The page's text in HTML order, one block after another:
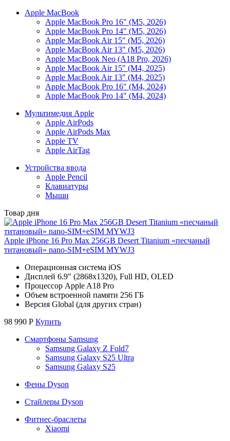
Apple MacBook
Apple MacBook Pro 16" (M5, 2026)
Apple MacBook Pro 14" (M5, 2026)
Apple MacBook Air 15" (M5, 2026)
Apple MacBook Air 13" (M5, 2026)
Apple MacBook Neo (A18 Pro, 2026)
Apple MacBook Air 15" (M4, 2025)
Apple MacBook Air 13" (M4, 2025)
Apple MacBook Pro 16" (M4, 2024)
Apple MacBook Pro 14" (M4, 2024)
Мультимедия Apple
Apple AirPods
Apple AirPods Max
Apple TV
Apple AirTag
Устройства ввода
Apple Pencil
Клавиатуры
Мыши
Товар дня
Apple iPhone 16 Pro Max 256GB Desert Titanium «песчаный
титановый» nano-SIM+eSIM MYWJ3
Операционная система iOS
Дисплей 6.9" (2868x1320), Full HD, OLED
Процессор Apple A18 Pro
Объем встроенной памяти 256 ГБ
Версия Global (для других стран)
98 990 Р Купить
Смартфоны Samsung
Samsung Galaxy Z Fold7
Samsung Galaxy S25 Ultra
Samsung Galaxy S25
Фены Dyson
Стайлеры Dyson
Фитнес-браслеты
Xiaomi